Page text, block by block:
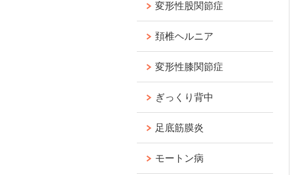
変形性股関節症
頚椎ヘルニア
変形性膝関節症
ぎっくり背中
足底筋膜炎
モートン病